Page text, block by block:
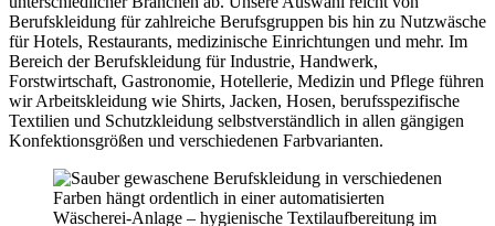
Berufskleidung für zahlreiche Berufsgruppen bis hin zu Nutzwäsche
für Hotels, Restaurants, medizinische Einrichtungen und mehr. Im
Bereich der Berufskleidung für Industrie, Handwerk,
Forstwirtschaft, Gastronomie, Hotellerie, Medizin und Pflege führen
wir Arbeitskleidung wie Shirts, Jacken, Hosen, berufsspezifische
Textilien und Schutzkleidung selbstverständlich in allen gängigen
Konfektionsgrößen und verschiedenen Farbvarianten.